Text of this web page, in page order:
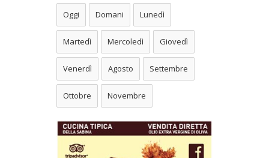
Oggi Domani Lunedì
Martedì Mercoledì Giovedì
Venerdì Agosto Settembre
Ottobre Novembre